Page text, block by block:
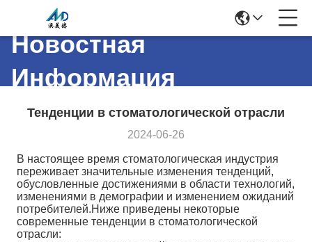
Новостная
Информация
Тенденции в стоматологической отрасли
2024-06-26
В настоящее время стоматологическая индустрия
переживает значительные изменения тенденций,
обусловленные достижениями в области технологий,
изменениями в демографии и изменением ожиданий
потребителей.Ниже приведены некоторые
современные тенденции в стоматологической
отрасли: